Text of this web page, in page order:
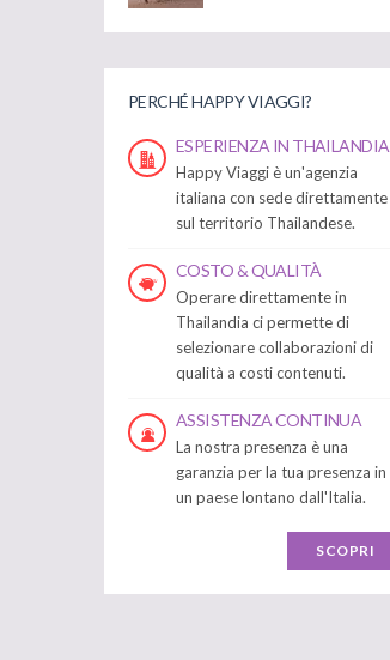
PERCHÉ HAPPY VIAGGI?
ESPERIENZA IN THAILANDIA
Happy Viaggi è un'agenzia
italiana con sede direttamente
sul territorio Thailandese.
COSTO & QUALITÀ
Operare direttamente in
Thailandia ci permette di
selezionare collaborazioni di
qualità a costi contenuti.
ASSISTENZA CONTINUA
La nostra presenza è una
garanzia per la tua presenza in
un paese lontano dall'Italia.
SCOPRI